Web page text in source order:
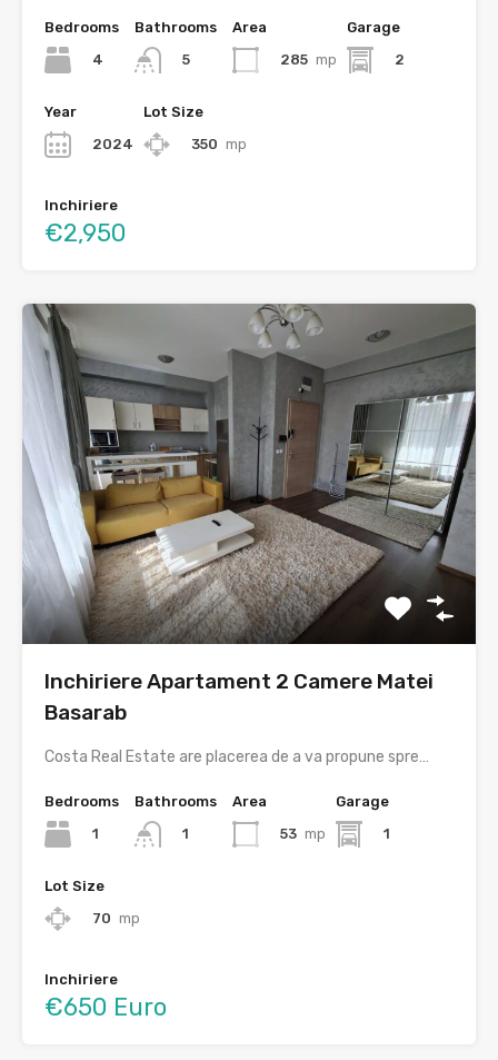
Bedrooms
4
Bathrooms
5
Area
285 mp
Garage
2
Year
2024
Lot Size
350 mp
Inchiriere
€2,950
Inchiriere Apartament 2 Camere Matei
Basarab
Costa Real Estate are placerea de a va propune spre…
Bedrooms
1
Bathrooms
1
Area
53 mp
Garage
1
Lot Size
70 mp
Inchiriere
€650 Euro